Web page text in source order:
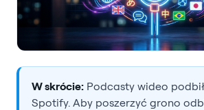
W skrócie:Podcasty wideo
Spotify. Aby poszerzyć grono